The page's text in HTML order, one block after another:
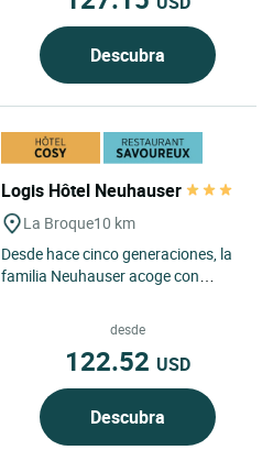
Descubra
Logis Hôtel Neuhauser
La Broque10 km
Desde hace cinco generaciones, la
familia Neuhauser acoge con
turistas en busca de...
desde
122.52 USD
Descubra